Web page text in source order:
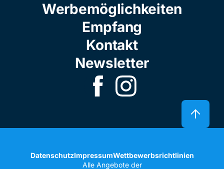
Werbemöglichkeiten
Empfang
Kontakt
Newsletter
DatenschutzImpressumWettbewerbsrichtlinien
Alle Angebote der